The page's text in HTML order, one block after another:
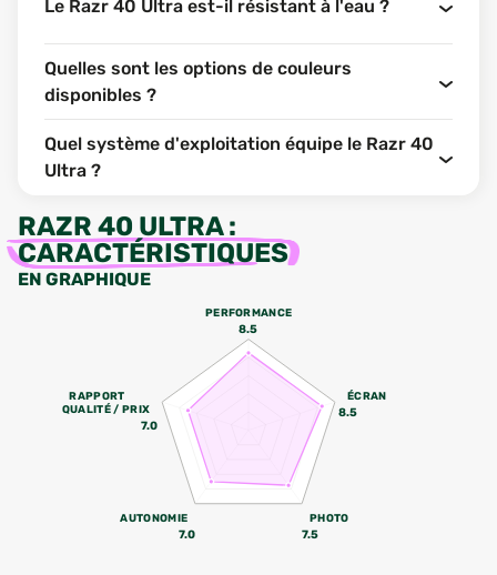
Le Razr 40 Ultra est-il résistant à l'eau ?
Quelles sont les options de couleurs
disponibles ?
Quel système d'exploitation équipe le Razr 40
Ultra ?
RAZR 40 ULTRA:
CARACTÉRISTIQUES
EN GRAPHIQUE
PERFORMANCE
8.5
ÉCRAN
8.5
PHOTO
7.5
AUTONOMIE
7.0
RAPPORT
QUALITÉ / PRIX
7.0